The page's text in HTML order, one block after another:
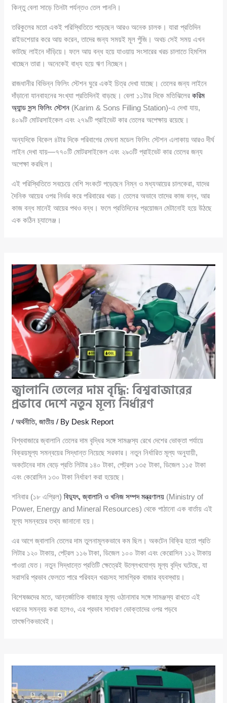
কিন্তু বেলা সাড়ে তিনটা পর্যন্তও তেল পাননি।
তরিকুলের মতো একই পরিস্থিতিতে পড়েছেন আরও অনেক চালক। যারা প্রতিদিন
রাইডশেয়ার করে আয় করেন, তাদের জন্য সময়ই মূল পুঁজি। অথচ সেই সময় এখন
কাটছে লাইনে দাঁড়িয়ে। ফলে আয় বন্ধ হয়ে যাওয়ায় সংসারের খরচ চালাতে হিমশিম
খাচ্ছেন তারা। অনেকেই বাধ্য হয়ে ঋণ নিচ্ছেন।
রাজধানীর বিভিন্ন ফিলিং স্টেশন ঘুরে একই চিত্র দেখা যাচ্ছে। তেলের জন্য লাইনে
দাঁড়ানো যানবাহনের সংখ্যা প্রতিদিনই বাড়ছে। বেলা ১১টার দিকে মতিঝিলেরকরিম
অ্যান্ড সন্স ফিলিং স্টেশন (Karim & Sons Filling Station)-এ দেখা যায়,
৪০৯টি মোটরসাইকেল এবং ২৭৯টি প্রাইভেট কার তেলের অপেক্ষায় রয়েছে।
অন্যদিকে বিকেল ৪টার দিকে পরিবাগের মেঘনা মডেল ফিলিং স্টেশন এলাকায় আরও দীর্ঘ
লাইন দেখা যায়—৭৭০টি মোটরসাইকেল এবং ২৯৩টি প্রাইভেট কার তেলের জন্য
অপেক্ষা করছিল।
এই পরিস্থিতিতে সবচেয়ে বেশি সংকটে পড়েছেন নিম্ন ও মধ্যআয়ের চালকেরা, যাদের
দৈনিক আয়ের ওপর নির্ভর করে পরিবারের খরচ। তেলের অভাবে তাদের কাজ বন্ধ, আর
কাজ বন্ধ মানেই আয়ের পথও বন্ধ। ফলে প্রতিদিনের প্রয়োজন মেটানোই হয়ে উঠছে
এক কঠিন চ্যালেঞ্জ।
জ্বালানি তেলের দাম বৃদ্ধি: বিশ্ববাজারের
প্রভাবে দেশে নতুন মূল্য নির্ধারণ
/অর্থনীতি,জাতীয় / By Desk Report
বিশ্ববাজারে জ্বালানি তেলের দাম বৃদ্ধির সঙ্গে সামঞ্জস্য রেখে দেশের ভোক্তা পর্যায়ে
বিক্রয়মূল্য সমন্বয়ের সিদ্ধান্ত নিয়েছে সরকার। নতুন নির্ধারিত মূল্য অনুযায়ী,
অকটেনের দাম বেড়ে প্রতি লিটার ১৪০ টাকা, পেট্রল ১৩৫ টাকা, ডিজেল ১১৫ টাকা
এবং কেরোসিন ১৩০ টাকা নির্ধারণ করা হয়েছে।
শনিবার (১৮ এপ্রিল)বিদ্যুৎ, জ্বালানি ও খনিজ সম্পদ মন্ত্রণালয় (Ministry of
Power, Energy and Mineral Resources) থেকে পাঠানো এক বার্তায় এই
মূল্য সমন্বয়ের তথ্য জানানো হয়।
এর আগে জ্বালানি তেলের দাম তুলনামূলকভাবে কম ছিল। অকটেন বিক্রি হতো প্রতি
লিটার ১২০ টাকায়, পেট্রল ১১৬ টাকা, ডিজেল ১০০ টাকা এবং কেরোসিন ১১২ টাকায়
পাওয়া যেত। নতুন সিদ্ধান্তে প্রতিটি ক্ষেত্রেই উল্লেখযোগ্য মূল্য বৃদ্ধি ঘটেছে, যা
সরাসরি প্রভাব ফেলতে পারে পরিবহন খরচসহ সামগ্রিক বাজার ব্যবস্থায়।
বিশেষজ্ঞদের মতে, আন্তর্জাতিক বাজারে মূল্য ওঠানামার সঙ্গে সামঞ্জস্য রাখতে এই
ধরনের সমন্বয় করা হলেও, এর প্রভাব সাধারণ ভোক্তাদের ওপর পড়বে
তাৎক্ষণিকভাবেই।